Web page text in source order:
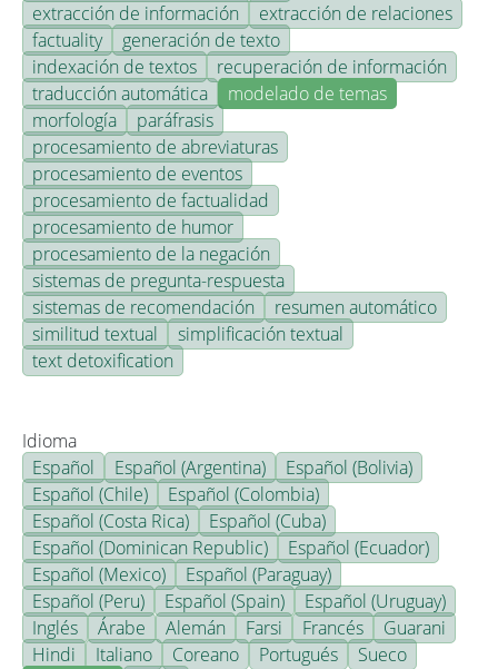
extracción de información
extracción de relaciones
factuality
generación de texto
indexación de textos
recuperación de información
traducción automática
modelado de temas
morfología
paráfrasis
procesamiento de abreviaturas
procesamiento de eventos
procesamiento de factualidad
procesamiento de humor
procesamiento de la negación
sistemas de pregunta-respuesta
sistemas de recomendación
resumen automático
similitud textual
simplificación textual
text detoxification
Idioma
Español
Español (Argentina)
Español (Bolivia)
Español (Chile)
Español (Colombia)
Español (Costa Rica)
Español (Cuba)
Español (Dominican Republic)
Español (Ecuador)
Español (Mexico)
Español (Paraguay)
Español (Peru)
Español (Spain)
Español (Uruguay)
Inglés
Árabe Alemán Farsi Francés
Guarani
Hindi
Italiano Coreano Portugués
Sueco